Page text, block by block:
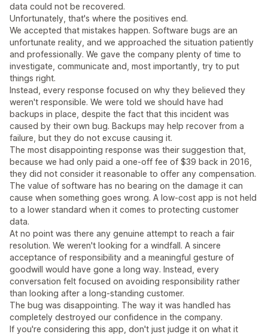
data could not be recovered.
Unfortunately, that's where the positives end.
We accepted that mistakes happen. Software bugs are an
unfortunate reality, and we approached the situation patiently
and professionally. We gave the company plenty of time to
investigate, communicate and, most importantly, try to put
things right.
Instead, every response focused on why they believed they
weren't responsible. We were told we should have had
backups in place, despite the fact that this incident was
caused by their own bug. Backups may help recover from a
failure, but they do not excuse causing it.
The most disappointing response was their suggestion that,
because we had only paid a one-off fee of $39 back in 2016,
they did not consider it reasonable to offer any compensation.
The value of software has no bearing on the damage it can
cause when something goes wrong. A low-cost app is not held
to a lower standard when it comes to protecting customer
data.
At no point was there any genuine attempt to reach a fair
resolution. We weren't looking for a windfall. A sincere
acceptance of responsibility and a meaningful gesture of
goodwill would have gone a long way. Instead, every
conversation felt focused on avoiding responsibility rather
than looking after a long-standing customer.
The bug was disappointing. The way it was handled has
completely destroyed our confidence in the company.
If you're considering this app, don't just judge it on what it